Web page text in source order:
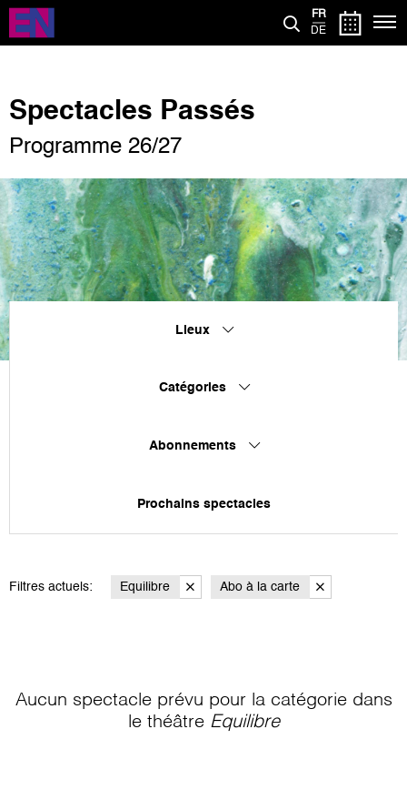
Aller
contenu
FR
DE
Spectacles Passés
Programme 26/27
Lieux
Catégories
Abonnements
Prochains spectacles
Filtres actuels: Equilibre Abo à la carte
Aucun spectacle prévu pour la catégorie dans
le théâtre Equilibre